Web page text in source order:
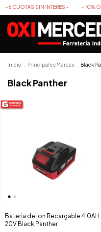
SIN INTERES - - 10% OFF
Inicio Principales Marcas Black
Black Panther
Bateria de Ion Recargable 4.0AH
20V Black Panther